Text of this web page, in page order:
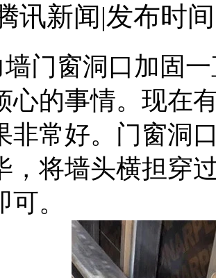
讯新闻|发布时
窗洞口加固一
心的事情。现在
非常好。门窗洞
，将墙头横担穿
。